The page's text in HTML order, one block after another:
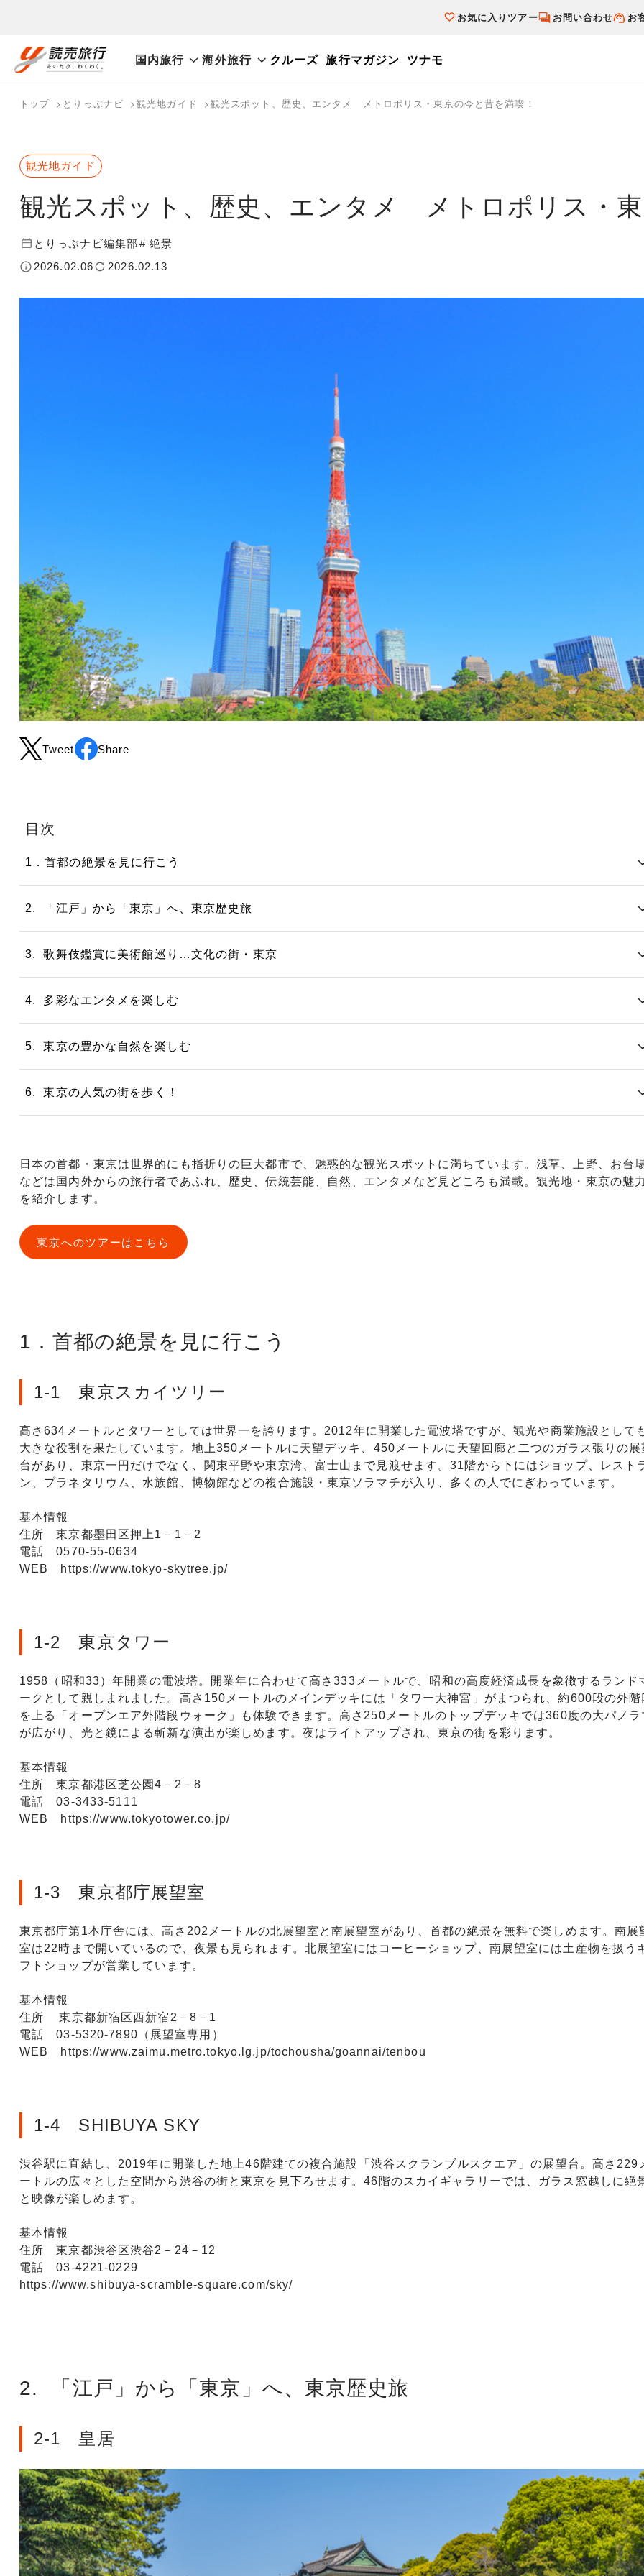
お気に入りツアー お問い合わせ お
国内旅行 海外旅行 クルーズ 旅行マガジン ツナモ
国内旅行トップ
海外旅行トップ
トップ とりっぷナビ 観光地ガイド 観光スポット、歴史、エンタメ メトロポリス・東京の今と昔を満喫！
観光スポット、歴史、エンタメ メトロポリス・東
観光地ガイド
とりっぷナビ編集部 # 絶景
2026.02.06
2026.02.13
Tweet Share
目次
1．首都の絶景を見に行こう
2. 「江戸」から「東京」へ、東京歴史旅
3. 歌舞伎鑑賞に美術館巡り…文化の街・東京
4. 多彩なエンタメを楽しむ
5. 東京の豊かな自然を楽しむ
6. 東京の人気の街を歩く！
日本の首都・東京は世界的にも指折りの巨大都市で、魅惑的な観光スポットに満ちています。浅草、上野、お台
などは国内外からの旅行者であふれ、歴史、伝統芸能、自然、エンタメなど見どころも満載。観光地・東京の魅力
を紹介します。
東京へのツアーはこちら
1．首都の絶景を見に行こう
1-1 東京スカイツリー
高さ634メートルとタワーとしては世界一を誇ります。2012年に開業した電波塔ですが、観光や商業施設として
大きな役割を果たしています。地上350メートルに天望デッキ、450メートルに天望回廊と二つのガラス張りの展
台があり、東京一円だけでなく、関東平野や東京湾、富士山まで見渡せます。31階から下にはショップ、レスト
ン、プラネタリウム、水族館、博物館などの複合施設・東京ソラマチが入り、多くの人でにぎわっています。
基本情報
住所 東京都墨田区押上1－1－2
電話 0570-55-0634
WEB https://www.tokyo-skytree.jp/
1-2 東京タワー
1958（昭和33）年開業の電波塔。開業年に合わせて高さ333メートルで、昭和の高度経済成長を象徴するランド
ークとして親しまれました。高さ150メートルのメインデッキには「タワー大神宮」がまつられ、約600段の外階
を上る「オープンエア外階段ウォーク」も体験できます。高さ250メートルのトップデッキでは360度の大パノラ
が広がり、光と鏡による斬新な演出が楽しめます。夜はライトアップされ、東京の街を彩ります。
基本情報
住所 東京都港区芝公園4－2－8
電話 03-3433-5111
WEB https://www.tokyotower.co.jp/
1-3 東京都庁展望室
東京都庁第1本庁舎には、高さ202メートルの北展望室と南展望室があり、首都の絶景を無料で楽しめます。南展
室は22時まで開いているので、夜景も見られます。北展望室にはコーヒーショップ、南展望室には土産物を扱う
フトショップが営業しています。
基本情報
住所 東京都新宿区西新宿2－8－1
電話 03-5320-7890（展望室専用）
WEB https://www.zaimu.metro.tokyo.lg.jp/tochousha/goannai/tenbou
1-4 SHIBUYA SKY
渋谷駅に直結し、2019年に開業した地上46階建ての複合施設「渋谷スクランブルスクエア」の展望台。高さ229
ートルの広々とした空間から渋谷の街と東京を見下ろせます。46階のスカイギャラリーでは、ガラス窓越しに絶
と映像が楽しめます。
基本情報
住所 東京都渋谷区渋谷2－24－12
電話 03-4221-0229
https://www.shibuya-scramble-square.com/sky/
2. 「江戸」から「東京」へ、東京歴史旅
2-1 皇居